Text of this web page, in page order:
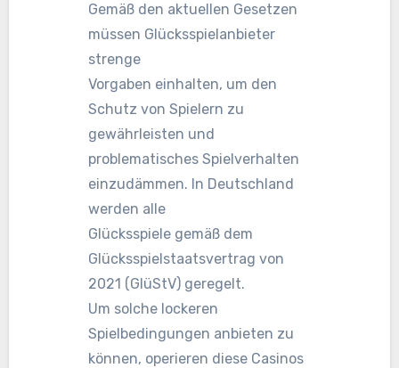
Gemäß den aktuellen Gesetzen
müssen Glücksspielanbieter
strenge
Vorgaben einhalten, um den
Schutz von Spielern zu
gewährleisten und
problematisches Spielverhalten
einzudämmen. In Deutschland
werden alle
Glücksspiele gemäß dem
Glücksspielstaatsvertrag von
2021 (GlüStV) geregelt.
Um solche lockeren
Spielbedingungen anbieten zu
können, operieren diese Casinos